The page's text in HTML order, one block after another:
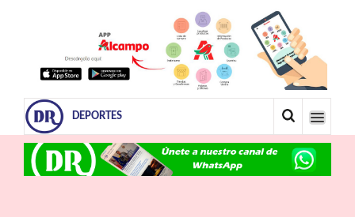
DEPORTES